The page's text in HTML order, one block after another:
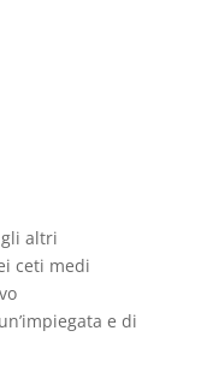
gli altri
ceti medi
e di